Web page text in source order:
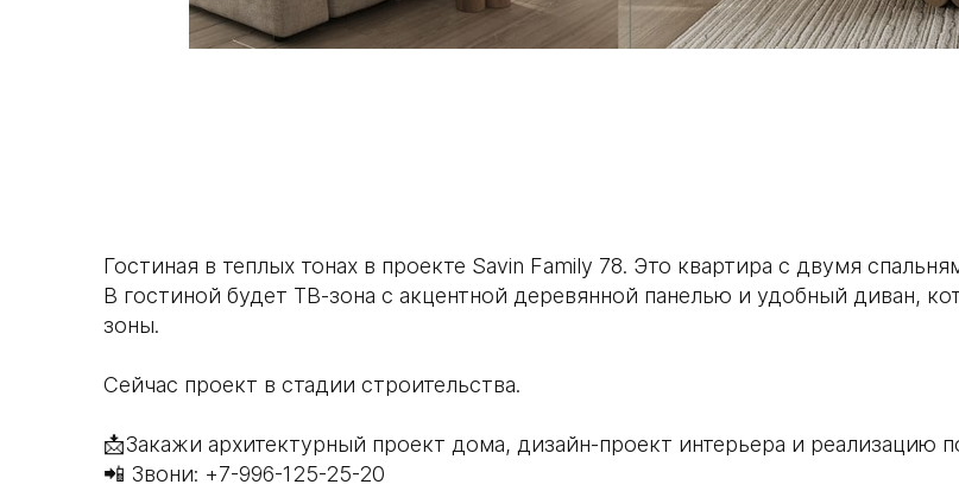
Гостиная в теплых тонах в проекте Savin Family 78. Это квартира с двумя
В гостиной будет ТВ-зона с акцентной деревянной панелью и удобный диван,
зоны.
Сейчас проект в стадии строительства.
📩Закажи архитектурный проект дома, дизайн-проект интерьера и реализацию
📲 Звони: +7-996-125-25-20